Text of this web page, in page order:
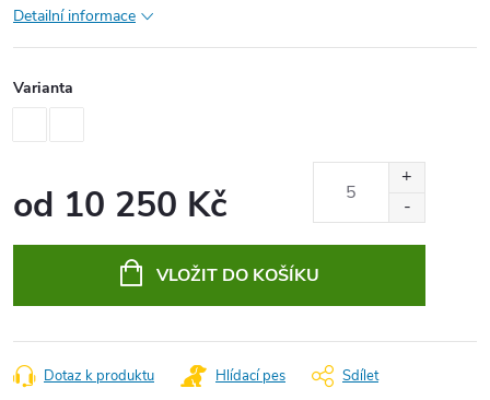
Detailní informace
Varianta
od 10 250 Kč
VLOŽIT DO KOŠÍKU
Dotaz k produktu Hlídací pes Sdílet